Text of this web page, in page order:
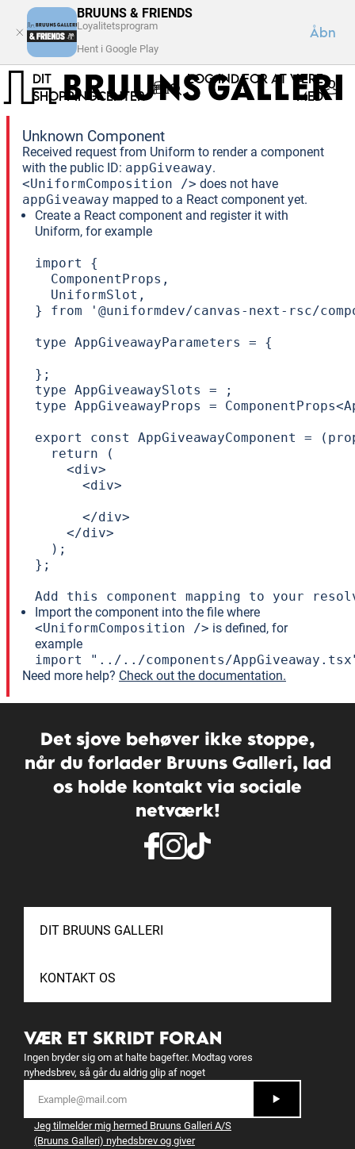
BRUUNS & FRIENDS
Loyalitetsprogram
Hent i Google Play
Åbn
DIT
SHOPPINGCENTER
LOG IND FOR AT VÆRE
MED
Unknown Component
Received request from Uniform to render a component
with the public ID: appGiveaway.
<UniformComposition /> does not have
appGiveaway mapped to a React component yet.
Create a React component and register it with
Uniform, for example
import {
  ComponentProps,
  UniformSlot,
} from '@uniformdev/canvas-next-rsc/
type AppGiveawayParameters = {
};
type AppGiveawaySlots = ;
type AppGiveawayProps =
export const AppGiveawayComponent =
  return (
    <div>
      <div>
      </div>
    </div>
  );
};
Add this component mapping to your
Import the component into the file where
<UniformComposition /> is defined, for
example
import "../../components/
Need more help? Check out the documentation.
Det sjove behøver ikke stoppe,
når du forlader Bruuns Galleri, lad
os holde kontakt via sociale
netværk!
DIT BRUUNS GALLERI
KONTAKT OS
VÆR ET SKRIDT FORAN
Ingen bryder sig om at halte bagefter. Modtag vores
nyhedsbrev, så går du aldrig glip af noget
Jeg tilmelder mig hermed Bruuns Galleri A/S
(Bruuns Galleri) nyhedsbrev og giver